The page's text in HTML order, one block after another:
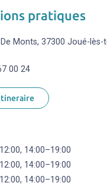
pratiques
Monts, 37300 Joué-lès-
00 24
14:00–19:00
14:00–19:00
14:00–19:00